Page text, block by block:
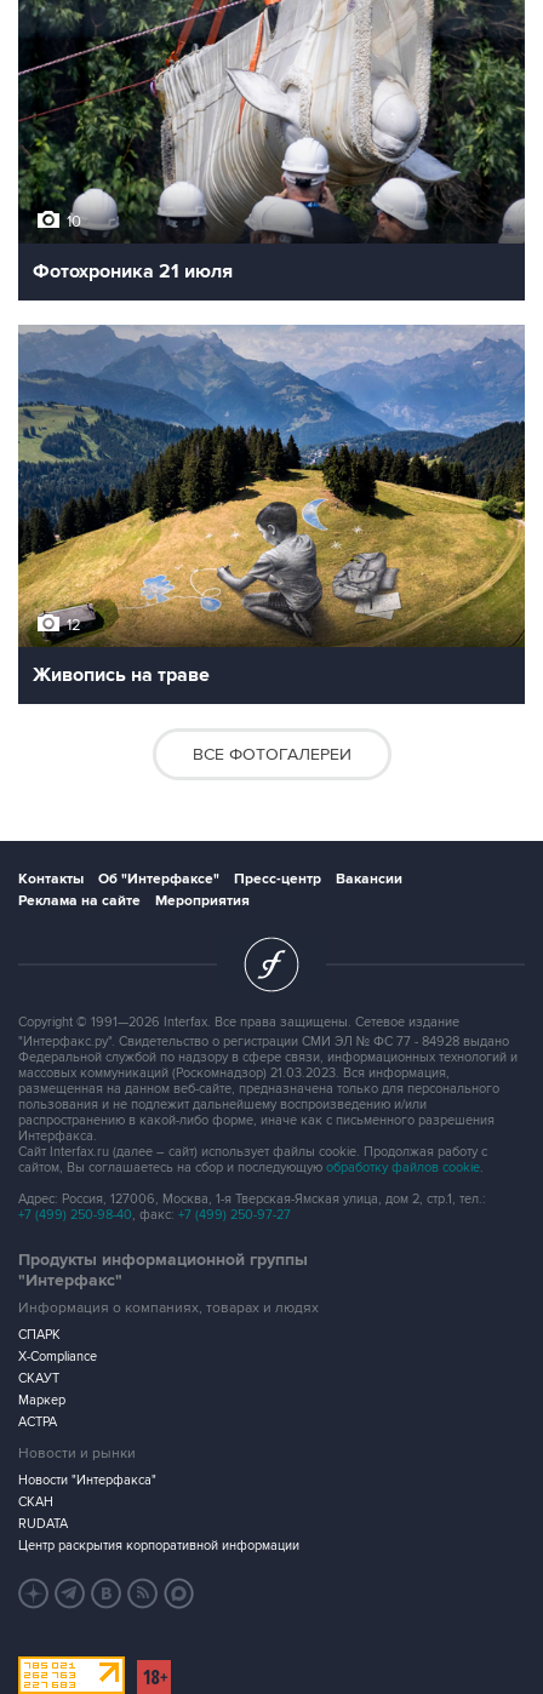
10
Фотохроника 21 июля
12
Живопись на траве
ВСЕ ФОТОГАЛЕРЕИ
Контакты Об "Интерфаксе" Пресс-центр
Вакансии
Реклама на сайте
Мероприятия
Copyright © 1991—2026 Interfax. Все права защищены. Сетевое издание
"Интерфакс.ру". Свидетельство о регистрации СМИ ЭЛ № ФС 77 - 84928 выдано
Федеральной службой по надзору в сфере связи, информационных технологий и
массовых коммуникаций (Роскомнадзор) 21.03.2023. Вся информация,
размещенная на данном веб-сайте, предназначена только для персонального
пользования и не подлежит дальнейшему воспроизведению и/или
распространению в какой-либо форме, иначе как с письменного разрешения
Интерфакса.
Сайт Interfax.ru (далее – сайт) использует файлы cookie. Продолжая работу с
сайтом, Вы соглашаетесь на сбор и последующую обработку файлов cookie.
Адрес: Россия, 127006, Москва, 1-я Тверская-Ямская улица, дом 2, стр.1, тел.:
+7 (499) 250-98-40, факс: +7 (499) 250-97-27
Продукты информационной группы
"Интерфакс"
Информация о компаниях, товарах и людях
СПАРК
X-Compliance
СКАУТ
Маркер
АСТРА
Новости и рынки
Новости "Интерфакса"
СКАН
RUDATA
Центр раскрытия корпоративной информации